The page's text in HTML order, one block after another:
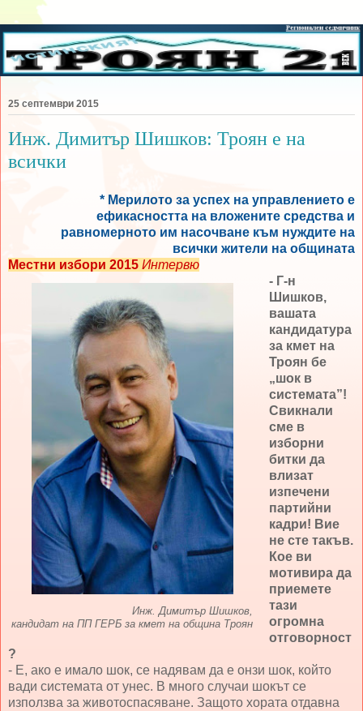
25 септември 2015
Инж. Димитър Шишков: Троян е на
всички
* Мерилото за успех на управлението е
ефикасността на вложените средства и
равномерното им насочване към нуждите на
всички жители на общината
Местни избори 2015 Интервю
Инж. Димитър Шишков,
кандидат на ПП ГЕРБ за кмет на община Троян
- Г-н
Шишков,
вашата
кандидатура
за кмет на
Троян бе
„шок в
системата”!
Свикнали
сме в
изборни
битки да
влизат
изпечени
партийни
кадри! Вие
не сте такъв.
Кое ви
мотивира да
приемете
тази
огромна
отговорност
?
- Е, ако е имало шок, се надявам да е онзи шок, който
вади системата от унес. В много случаи шокът се
използва за животоспасяване. Защото хората отдавна